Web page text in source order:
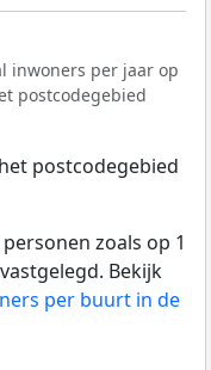
inwoners per jaar op
postcodegebied
postcodegebied
zoals op 1
Bekijk
per buurt in de